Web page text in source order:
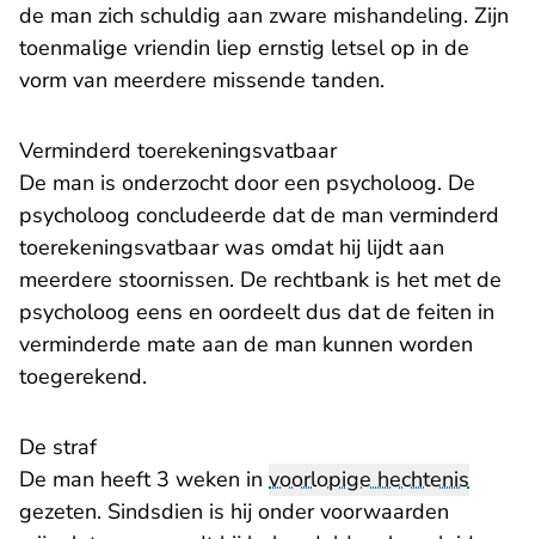
de man zich schuldig aan zware mishandeling. Zijn
toenmalige vriendin liep ernstig letsel op in de
vorm van meerdere missende tanden.
Verminderd toerekeningsvatbaar
De man is onderzocht door een psycholoog. De
psycholoog concludeerde dat de man verminderd
toerekeningsvatbaar was omdat hij lijdt aan
meerdere stoornissen. De rechtbank is het met de
psycholoog eens en oordeelt dus dat de feiten in
verminderde mate aan de man kunnen worden
toegerekend.
De straf
De man heeft 3 weken in voorlopige hechtenis
gezeten. Sindsdien is hij onder voorwaarden